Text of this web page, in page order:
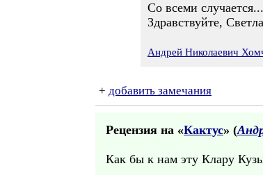
Со всеми случается...
Здравствуйте,
Андрей Николаевич
+ добавить замечания
Рецензия на «Кактус» (
Как бы к нам эту Клару